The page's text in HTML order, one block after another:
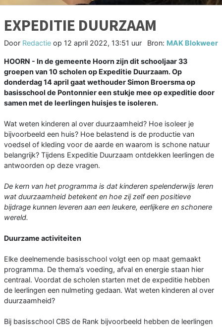
EXPEDITIE DUURZAAM
Door Redactie op 12 april 2022, 13:51 uur Bron: MAK Blokweer
HOORN - In de gemeente Hoorn zijn dit schooljaar 33
groepen van 10 scholen op Expeditie Duurzaam. Op
donderdag 14 april gaat wethouder Simon Broersma op
basisschool de Pontonnier een stukje mee op expeditie door
samen met de leerlingen huisjes te isoleren.
Wat weten kinderen al over duurzaamheid? Hoe isoleer je
bijvoorbeeld een huis? Hoe belastend is de productie van
voedsel of kleding voor de aarde en waarom is schone natuur
belangrijk? Tijdens Expeditie Duurzaam ontdekken leerlingen de
antwoorden op deze vragen.
De kern van het programma is dat kinderen spelenderwijs leren
wat duurzaamheid betekent en hoe zij zelf een positieve
bijdrage kunnen leveren aan een leukere, eerlijkere en schonere
wereld.
Duurzame activiteiten
Elke deelnemende basisschool volgt een op maat gemaakt
programma. De thema’s voeding, afval en energie staan hier
centraal. Voordat de scholen starten met de expeditie hebben
de leerlingen een nulmeting gedaan. Wat weten kinderen al over
duurzaamheid?
Bij basisschool CBS de Rank bijvoorbeeld hebben de leerlingen